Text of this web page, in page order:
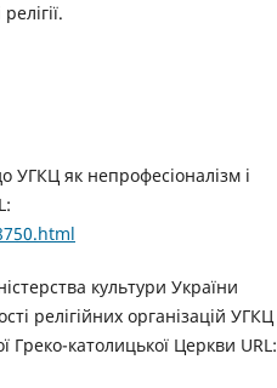
УГКЦ як непрофесіоналізм і
культури України
релігійних організацій УГКЦ
Греко-католицької Церкви URL: